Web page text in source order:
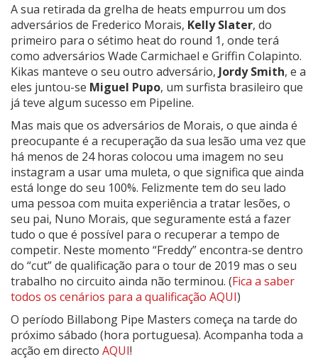
A sua retirada da grelha de heats empurrou um dos
adversários de Frederico Morais, Kelly Slater, do
primeiro para o sétimo heat do round 1, onde terá
como adversários Wade Carmichael e Griffin Colapinto.
Kikas manteve o seu outro adversário, Jordy Smith, e a
eles juntou-se Miguel Pupo, um surfista brasileiro que
já teve algum sucesso em Pipeline.
Mas mais que os adversários de Morais, o que ainda é
preocupante é a recuperação da sua lesão uma vez que
há menos de 24 horas colocou uma imagem no seu
instagram a usar uma muleta, o que significa que ainda
está longe do seu 100%. Felizmente tem do seu lado
uma pessoa com muita experiência a tratar lesões, o
seu pai, Nuno Morais, que seguramente está a fazer
tudo o que é possível para o recuperar a tempo de
competir. Neste momento “Freddy” encontra-se dentro
do “cut” de qualificação para o tour de 2019 mas o seu
trabalho no circuito ainda não terminou. (Fica a saber
todos os cenários para a qualificação AQUI)
O período Billabong Pipe Masters começa na tarde do
próximo sábado (hora portuguesa). Acompanha toda a
acção em directo AQUI!